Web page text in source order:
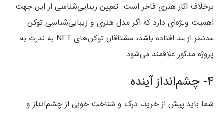
برخلاف آثار هنری فاخر است. تعیین زیبایی‌شناسی از این جهت
اهمیت ویژه‌ای دارد که اگر مدل هنری و زیبایی‌شناسی توکن
مدنظر از مد افتاده باشد، مشتاقان توکن‌های NFT به ندرت به
پروژه مذکور علاقمند می‌شود.
۴- چشم‌انداز آینده
شما باید پیش از خرید، درک و شناخت خوبی از چشم‌انداز و